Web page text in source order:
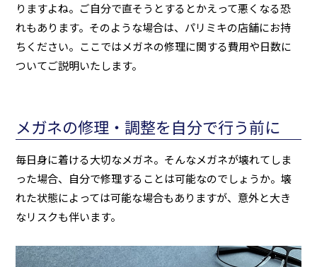
りますよね。ご自分で直そうとするとかえって悪くなる恐
れもあります。そのような場合は、パリミキの店舗にお持
ちください。ここではメガネの修理に関する費用や日数に
ついてご説明いたします。
メガネの修理・調整を自分で行う前に
毎日身に着ける大切なメガネ。そんなメガネが壊れてしま
った場合、自分で修理することは可能なのでしょうか。壊
れた状態によっては可能な場合もありますが、意外と大き
なリスクも伴います。